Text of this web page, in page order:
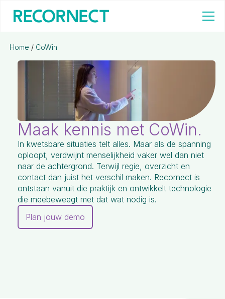
Home / CoWin
Maak kennis met CoWin.
In kwetsbare situaties telt alles. Maar als de spanning
oploopt, verdwijnt menselijkheid vaker wel dan niet
naar de achtergrond. Terwijl regie, overzicht en
contact dan juist het verschil maken. Recornect is
ontstaan vanuit die praktijk en ontwikkelt technologie
die meebeweegt met dat wat nodig is.
Plan jouw demo